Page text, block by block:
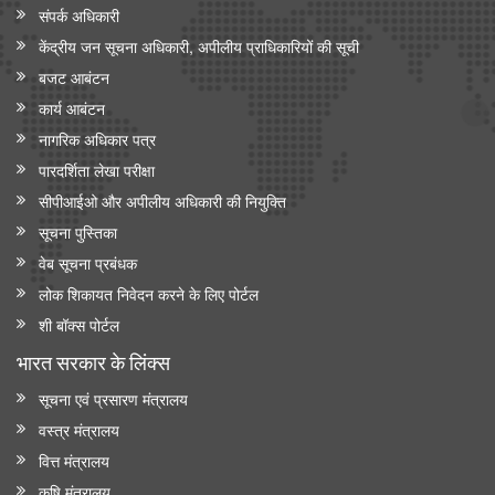
केंद्रीय मंत्री श्री जगत प्रकाश नड्डा ने 'इंडिया मेडिकल डिवाइस 2026' में
सीईओ राउंडटेबल सम्मेलन की अध्यक्षता की
केंद्रीय मंत्री जे.पी. नड्डा ने ‘ एआई इन मेडटेक: आर्टिफिशियल इंटेलिजेंस के
ज़रिए स्वास्थ्य सेवा में क्रांति’ पर नॉलेज पेपर जारी किया
संपर्क अधिकारी
केंद्रीय जन सूचना अधिकारी, अपीलीय प्राधिकारियों की सूची
बजट आबंटन
कार्य आबंटन
नागरिक अधिकार पत्र
पारदर्शिता लेखा परीक्षा
सीपीआईओ और अपी‍लीय अधिकारी की नियुक्ति
सूचना पुस्तिका
वेब सूचना प्रबंधक
लोक शिकायत निवेदन करने के लिए पोर्टल
शी बॉक्स पोर्टल
भारत सरकार के लिंक्‍स
सूचना एवं प्रसारण मंत्रालय
वस्त्र मंत्रालय
वित्त मंत्रालय